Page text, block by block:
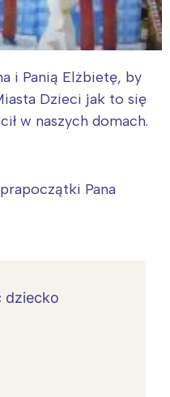
i Panią Elżbietę, by
Dzieci jak to się
w naszych domach.
Pana